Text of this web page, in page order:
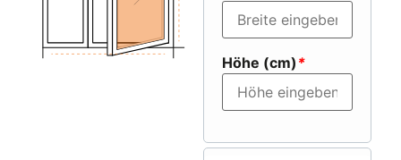
Höhe (cm) *